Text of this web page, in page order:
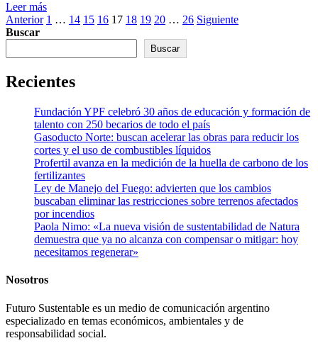
Leer más
Paginación
de
entradas
Anterior 1 … 14 15 16 17 18 19 20 … 26 Siguiente
Buscar
Buscar
Recientes
Fundación YPF celebró 30 años de educación y formación de
talento con 250 becarios de todo el país
Gasoducto Norte: buscan acelerar las obras para reducir los
cortes y el uso de combustibles líquidos
Profertil avanza en la medición de la huella de carbono de los
fertilizantes
Ley de Manejo del Fuego: advierten que los cambios
buscaban eliminar las restricciones sobre terrenos afectados
por incendios
Paola Nimo: «La nueva visión de sustentabilidad de Natura
demuestra que ya no alcanza con compensar o mitigar: hoy
necesitamos regenerar»
Nosotros
Futuro Sustentable es un medio de comunicación argentino
especializado en temas económicos, ambientales y de
responsabilidad social.